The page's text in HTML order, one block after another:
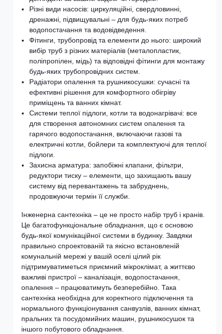
Різні види насосів: циркуляційні, свердловинні,
дренажні, підвищувальні – для будь-яких потреб
водопостачання та водовідведення.
Фітинги, трубопровід та елементи до нього: широкий
вибір труб з різних матеріалів (металопластик,
поліпропілен, мідь) та відповідні фітинги для монтажу
будь-яких трубопровідних систем.
Радіатори опалення та рушникосушки: сучасні та
ефективні рішення для комфортного обігріву
приміщень та ванних кімнат.
Системи теплої підлоги, котли та водонагрівачі: все
для створення автономних систем опалення та
гарячого водопостачання, включаючи газові та
електричні котли, бойлери та комплектуючі для теплої
підлоги.
Захисна арматура: запобіжні клапани, фільтри,
редуктори тиску – елементи, що захищають вашу
систему від перевантажень та забруднень,
продовжуючи термін її служби.
Інженерна сантехніка – це не просто набір труб і кранів.
Це багатофункціональне обладнання, що є основою
будь-якої комунікаційної системи в будинку. Завдяки
правильно спроектованій та якісно встановленій
комунальній мережі у вашій оселі цілий рік
підтримуватиметься приємний мікроклімат, а життєво
важливі пристрої – каналізація, водопостачання,
опалення – працюватимуть безперебійно. Така
сантехніка необхідна для коректного підключення та
нормального функціонування санвузлів, ванних кімнат,
пральних та посудомийних машин, рушникосушок та
іншого побутового обладнання.